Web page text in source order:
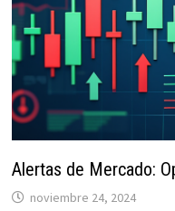
Alertas de Mercado:
noviembre 24, 2024